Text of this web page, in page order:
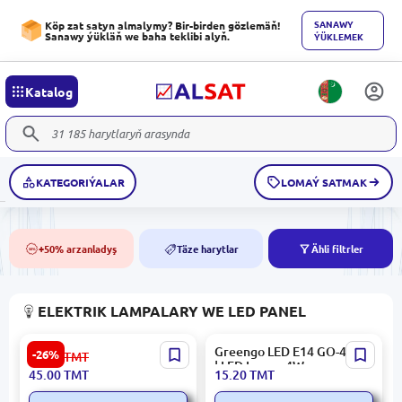
Köp zat satyn almalymy? Bir-birden gözlemäň!
Sanawy ýükläň we baha teklibi alyň.
SANAWY
ÝÜKLEMEK
Katalog
KATEGORIÝALAR LOMAÝ SATMAK
50% +50% arzanladyş NEW Täze harytlar Ähli filtrler
ELEKTRIK LAMPALARY WE LED PANEL
-26%
GÖRK 8566633990368 |
LED Lampa 36W 6500K
61.00 TMT
45.00TMT
Greengo LED E14 GO-4315
| LED Lampa 4W sary
15.20TMT